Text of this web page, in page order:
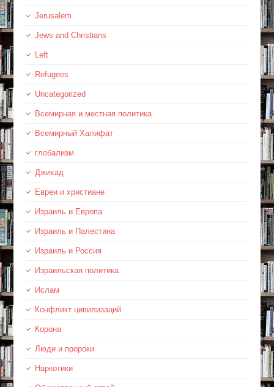
Jerusalem
Jews and Christians
Left
Refugees
Uncategorized
Всемирная и местная политика
Всемирный Халифат
глобализм
Джихад
Евреи и христиане
Израиль и Европа
Израиль и Палестина
Израиль и Россия
Израильская политика
Ислам
Конфликт цивилизаций
Корона
Люди и пророки
Наркотики